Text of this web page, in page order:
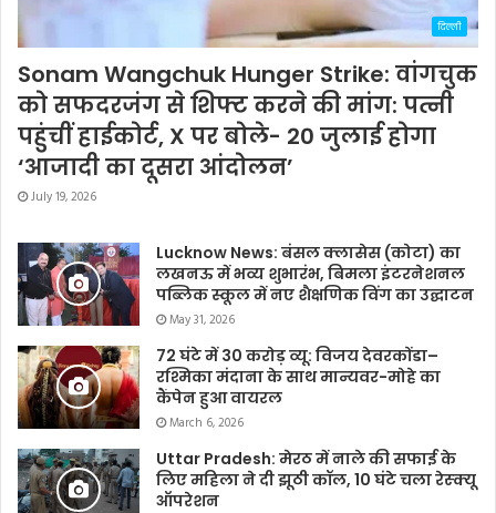
दिल्ली
Sonam Wangchuk Hunger Strike: वांगचुक
को सफदरजंग से शिफ्ट करने की मांग: पत्नी
पहुंचीं हाईकोर्ट, X पर बोले- 20 जुलाई होगा
‘आजादी का दूसरा आंदोलन’
July 19, 2026
Lucknow News: बंसल क्लासेस (कोटा) का
लखनऊ में भव्य शुभारंभ, बिमला इंटरनेशनल
पब्लिक स्कूल में नए शैक्षणिक विंग का उद्घाटन
May 31, 2026
72 घंटे में 30 करोड़ व्यू: विजय देवरकोंडा–
रश्मिका मंदाना के साथ मान्यवर-मोहे का
कैंपेन हुआ वायरल
March 6, 2026
Uttar Pradesh: मेरठ में नाले की सफाई के
लिए महिला ने दी झूठी कॉल, 10 घंटे चला रेस्क्यू
ऑपरेशन